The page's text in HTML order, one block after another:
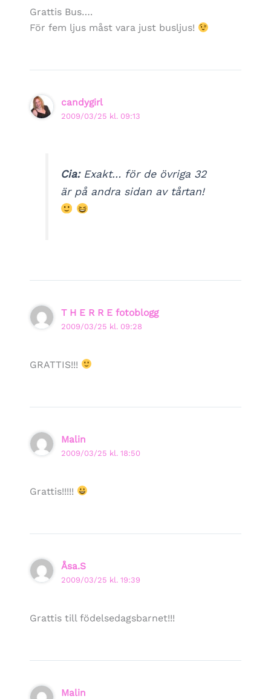
Grattis Bus….
För fem ljus måst vara just busljus!
candygirl
2009/03/25 kl. 09:13
Cia:Exakt… för de övriga 32
är på andra sidan av tårtan!
T H E R R E fotoblogg
2009/03/25 kl. 09:28
GRATTIS!!!
Malin
2009/03/25 kl. 18:50
Grattis!!!!!
Åsa.S
2009/03/25 kl. 19:39
Grattis till födelsedagsbarnet!!!
Malin